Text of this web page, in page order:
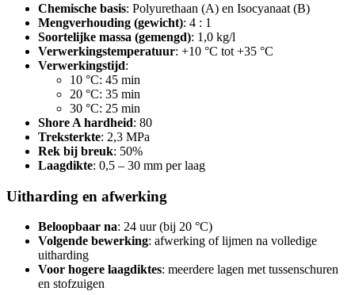
Chemische basis: Polyurethaan (A) en Isocyanaat (B)
Mengverhouding (gewicht): 4 : 1
Soortelijke massa (gemengd): 1,0 kg/l
Verwerkingstemperatuur: +10 °C tot +35 °C
Verwerkingstijd:
10 °C: 45 min
20 °C: 35 min
30 °C: 25 min
Shore A hardheid: 80
Treksterkte: 2,3 MPa
Rek bij breuk: 50%
Laagdikte: 0,5 – 30 mm per laag
Uitharding en afwerking
Beloopbaar na: 24 uur (bij 20 °C)
Volgende bewerking: afwerking of lijmen na volledige
uitharding
Voor hogere laagdiktes: meerdere lagen met tussenschuren
en stofzuigen